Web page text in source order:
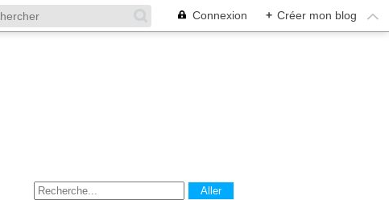
Connexion + Créer mon blog